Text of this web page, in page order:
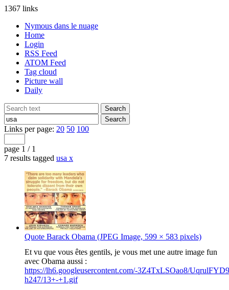
1367 links
Nymous dans le nuage
Home
Login
RSS Feed
ATOM Feed
Tag cloud
Picture wall
Daily
Links per page: 20 50 100
page 1 / 1
7 results tagged usa x
Quote Barack Obama (JPEG Image, 599 × 583 pixels)
Et vu que vous êtes gentils, je vous met une autre image fun
avec Obama aussi :
https://lh6.googleusercontent.com/-3Z4TxLSOao8/
h247/13+-+1.gif